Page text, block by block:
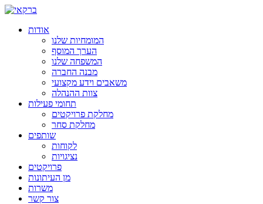
אודות
המומחיות שלנו
הערך המוסף
המשפחה שלנו
מבנה החברה
משאבים וידע מקצועי
צוות ההנהלה
תחומי פעילות
מחלקת פרויקטים
מחלקת סחר
שותפים
לקוחות
נציגויות
פרויקטים
מן העיתונות
משרות
צור קשר